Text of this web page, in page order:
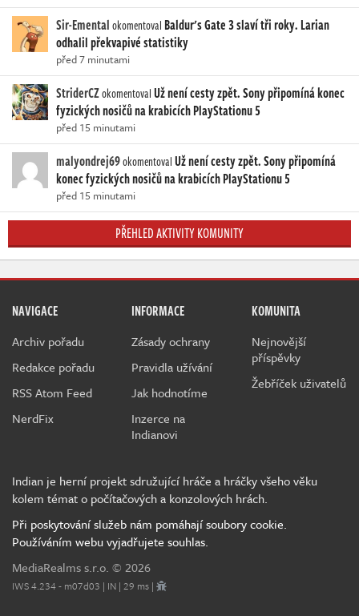
Sir-Ementalokomentoval Baldur's Gate 3 slaví tři roky. Larian
odhalil překvapivé statistiky
před 7 minutami
StriderCZokomentovalUž není cesty zpět. Sony připomíná konec
fyzických nosičů na krabicích PlayStationu 5
před 15 minutami
malyondrej69okomentovalUž není cesty zpět. Sony připomíná
konec fyzických nosičů na krabicích PlayStationu 5
před 15 minutami
PŘEHLED AKTIVITY KOMUNITY
NAVIGACE
Archiv pořadu
Redakce pořadu
RSS Atom Feed
NerdFix
INFORMACE
Zásady ochrany
Pravidla užívání
Jak hodnotíme
Inzerce na
Indianovi
KOMUNITA
Nejnovější
příspěvky
Žebříček uživatelů
Indian je herní projekt sdružující hráče a hráčky všeho věku
kolem témat o počítačových a konzolových hrách.
Při poskytování služeb nám pomáhají soubory cookie.
Používáním webu vyjadřujete souhlas.
MediaRealms s.r.o. © 2026
IWS 4.234 - m07d03 | IN | 29 ms |